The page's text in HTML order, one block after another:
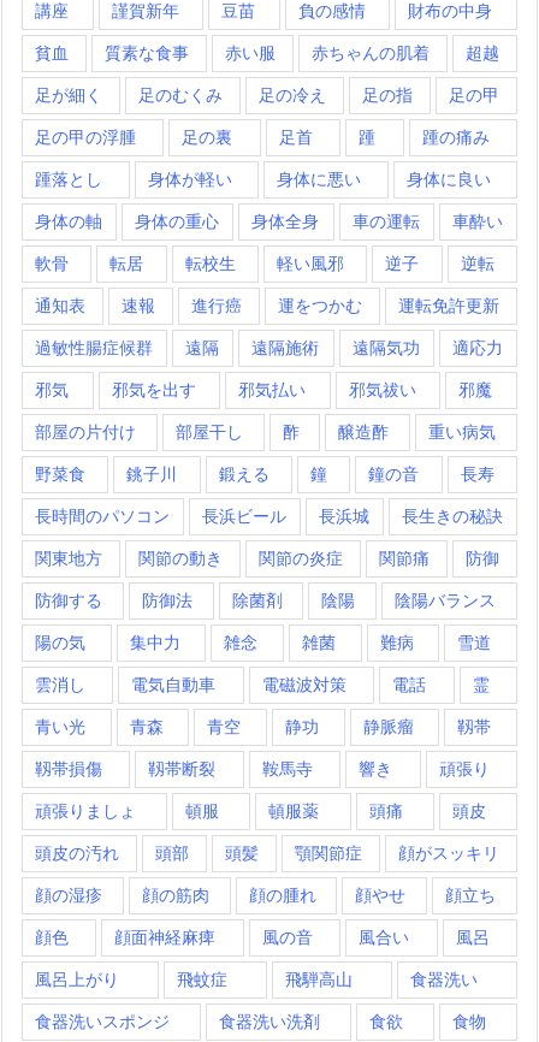
講座 謹賀新年 豆苗 負の感情 財布の中身
貧血 質素な食事 赤い服 赤ちゃんの肌着 超越
足が細く 足のむくみ 足の冷え 足の指 足の甲
足の甲の浮腫 足の裏 足首 踵 踵の痛み
踵落とし 身体が軽い 身体に悪い 身体に良い
身体の軸 身体の重心 身体全身 車の運転 車酔い
軟骨 転居 転校生 軽い風邪 逆子 逆転
通知表 速報 進行癌 運をつかむ 運転免許更新
過敏性腸症候群 遠隔 遠隔施術 遠隔気功 適応力
邪気 邪気を出す 邪気払い 邪気祓い 邪魔
部屋の片付け 部屋干し 酢 醸造酢 重い病気
野菜食 銚子川 鍛える 鐘 鐘の音 長寿
長時間のパソコン 長浜ビール 長浜城 長生きの秘訣
関東地方 関節の動き 関節の炎症 関節痛 防御
防御する 防御法 除菌剤 陰陽 陰陽バランス
陽の気 集中力 雑念 雑菌 難病 雪道
雲消し 電気自動車 電磁波対策 電話 霊
青い光 青森 青空 静功 静脈瘤 靱帯
靱帯損傷 靱帯断裂 鞍馬寺 響き 頑張り
頑張りましょ 頓服 頓服薬 頭痛 頭皮
頭皮の汚れ 頭部 頭髪 顎関節症 顔がスッキリ
顔の湿疹 顔の筋肉 顔の腫れ 顔やせ 顔立ち
顔色 顔面神経麻痺 風の音 風合い 風呂
風呂上がり 飛蚊症 飛騨高山 食器洗い
食器洗いスポンジ 食器洗い洗剤 食欲 食物